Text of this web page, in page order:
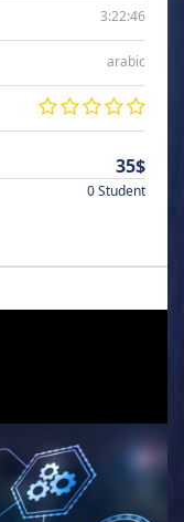
3:22:46
arabic
35$
0 Student